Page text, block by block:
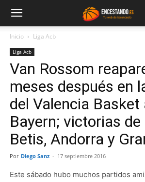
Inicio Liga Acb
Liga Acb
Van Rossom
meses después en
del Valencia Basket
Bayern; victorias de
Betis, Andorra y
Por Diego Sanz - 17 septiembre 2016
Este sábado hubo muchos partidos